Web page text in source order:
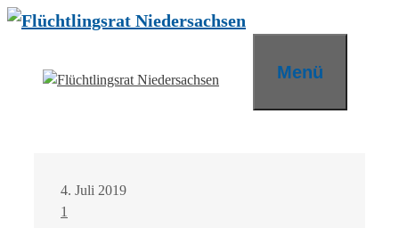
Zum
Menü
4. Juli 2019
1